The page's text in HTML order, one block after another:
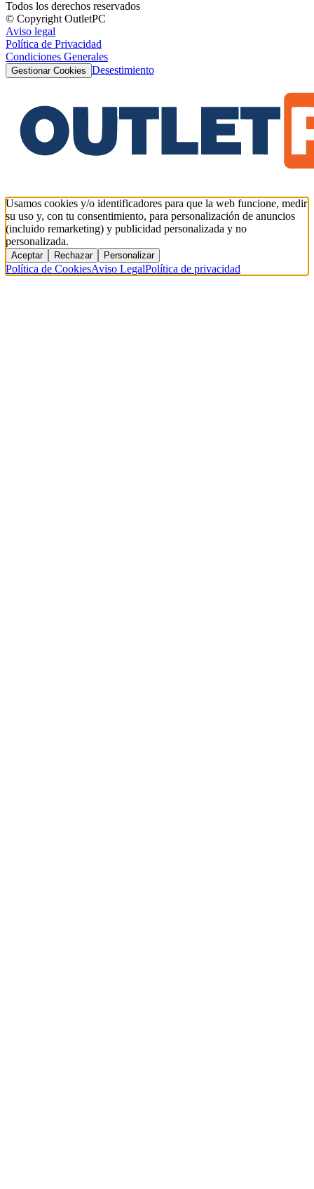
Todos los derechos reservados
© Copyright OutletPC
Aviso legal
Política de Privacidad
Condiciones Generales
Gestionar Cookies Desestimiento
Usamos cookies y/o identificadores para que la web funcione, medir
su uso y, con tu consentimiento, para personalización de anuncios
(incluido remarketing) y publicidad personalizada y no
personalizada.
Aceptar Rechazar Personalizar
Política de CookiesAviso LegalPolítica de privacidad